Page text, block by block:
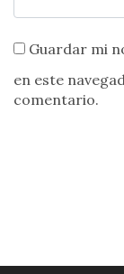
Guardar mi
en este
comentario.